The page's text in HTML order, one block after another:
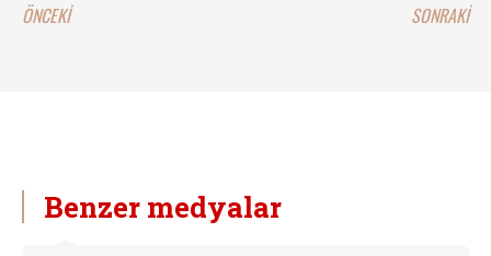
ÖNCEKİ SONRAKİ
Benzer medyalar